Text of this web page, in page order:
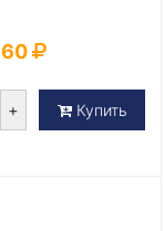
+ Купить